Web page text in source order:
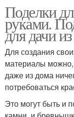
Поделки
руками.
для дачи
Для создания
материалы
даже из дома
потребоваться
Это могут быть и